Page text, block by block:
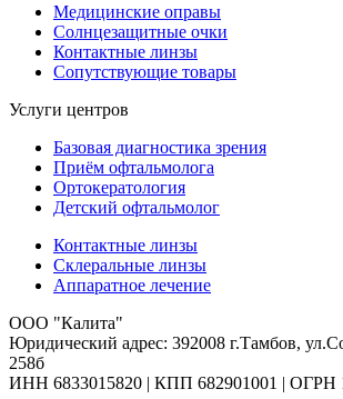
Медицинские оправы
Солнцезащитные очки
Контактные линзы
Сопутствующие товары
Услуги центров
Базовая диагностика зрения
Приём офтальмолога
Ортокератология
Детский офтальмолог
Контактные линзы
Склеральные линзы
Аппаратное лечение
ООО "Калита"
Юридический адрес: 392008 г.Тамбов,
258б
ИНН 6833015820 | КПП 682901001 | ОГРН